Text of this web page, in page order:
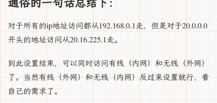
对于所有的ip地址访问都从192.168.0.1走，但是对于20.0.0.0
开头的地址访问从20.16.225.1走。
到此设置结束，可以同时访问有线（内网）和无线（外网）
了。当然有线（外网）和无线（内网）反过来设置就行，看
自己的需求了。